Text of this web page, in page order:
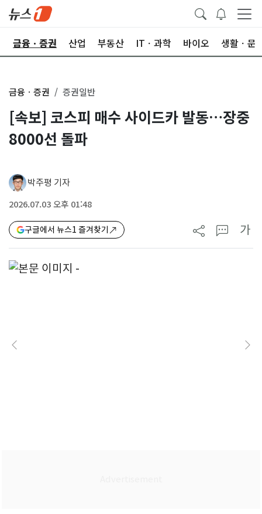
금융ㆍ증권 산업 부동산 ITㆍ과학 바이오 생활ㆍ문
금융ㆍ증권 증권일반
[속보] 코스피 매수 사이드카 발동…장중
8000선 돌파
박주평 기자
2026.07.03 오후 01:48
구글에서 뉴스1 즐겨찾기 가